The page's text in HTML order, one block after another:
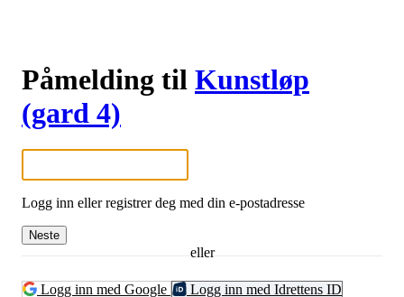
Påmelding til Kunstløp
(gard 4)
Logg inn eller registrer deg med din e-postadresse
Neste
eller
Logg inn med Google Logg inn med Idrettens ID